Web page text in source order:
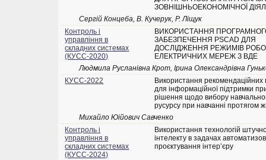
ЗОВНІШНЬОЕКОНОМІЧНОЇ
Сергій Концеба, В. Кучерук, Р. Ліщук
Контроль і
управління в
складних системах
(КУСС-2020)
ВИКОРИСТАННЯ
ЗАБЕЗПЕЧЕННЯ PSCAD ДЛЯ
ДОСЛІДЖЕННЯ РЕЖИМІВ
ЕЛЕКТРИЧНИХ МЕРЕЖ З ВДЕ
Людмила Русланівна Крот, Ірина Олександрівна
КУСС-2022
Використання рекомендаційних
для інформаційної підтримки
рішення щодо вибору
русурсу при навчанні протягом
Михайло Юійович Савченко
Контроль і
управління в
складних системах
(КУСС-2024)
Використання технологій
інтелекту в задачах
проєктування інтер’єру